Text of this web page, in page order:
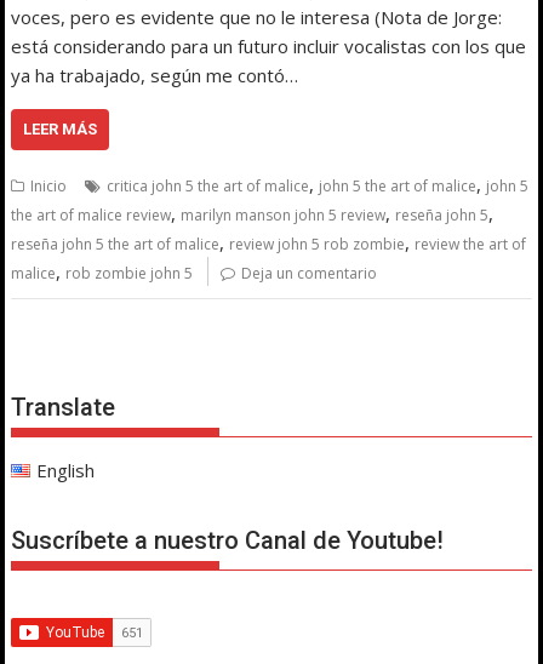
voces, pero es evidente que no le interesa (Nota de Jorge:
está considerando para un futuro incluir vocalistas con los que
ya ha trabajado, según me contó…
LEER MÁS
Inicio critica john 5 the art of malice, john 5 the art of malice, john 5
the art of malice review, marilyn manson john 5 review, reseña john 5,
reseña john 5 the art of malice, review john 5 rob zombie, review the art of
malice, rob zombie john 5 Deja un comentario
Translate
English
Suscríbete a nuestro Canal de Youtube!